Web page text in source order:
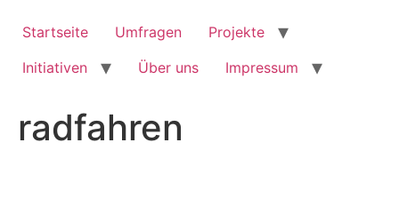
InhaltStartseite Umfragen
Projekte
Initiativen
Über uns Impressum
radfahren